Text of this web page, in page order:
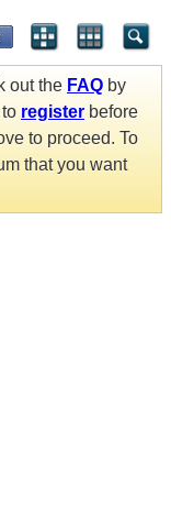
out the FAQ by
register before
to proceed. To
that you want